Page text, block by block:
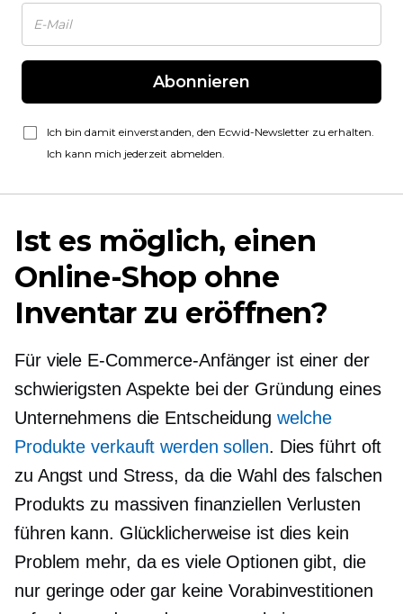
Abonnieren
Ich bin damit einverstanden, den Ecwid-Newsletter zu erhalten.
Ich kann mich jederzeit abmelden.
Ist es möglich, einen
Online-Shop ohne
Inventar zu eröffnen?
Für viele E-Commerce-Anfänger ist einer der
schwierigsten Aspekte bei der Gründung eines
Unternehmens die Entscheidung welche
Produkte verkauft werden sollen. Dies führt oft
zu Angst und Stress, da die Wahl des falschen
Produkts zu massiven finanziellen Verlusten
führen kann. Glücklicherweise ist dies kein
Problem mehr, da es viele Optionen gibt, die
nur geringe oder gar keine Vorabinvestitionen